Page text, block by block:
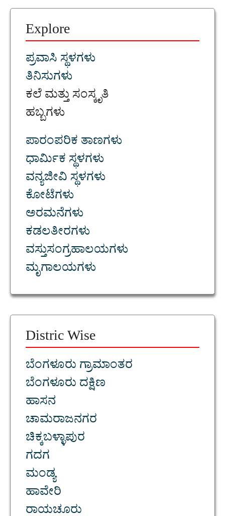
Explore
ಪ್ರವಾಸಿ ಸ್ಥಳಗಳು
ತಿನಿಸುಗಳು
ಕಲೆ ಮತ್ತು ಸಂಸ್ಕೃತಿ
ಹಬ್ಬಗಳು
ಪಾರಂಪರಿಕ ತಾಣಗಳು
ಧಾರ್ಮಿಕ ಸ್ಥಳಗಳು
ವನ್ಯಜೀವಿ ಸ್ಥಳಗಳು
ಕೋಟೆಗಳು
ಅರಮನೆಗಳು
ಕಡಲತೀರಗಳು
ವಸ್ತುಸಂಗ್ರಹಾಲಯಗಳು
ಮೃಗಾಲಯಗಳು
Distric Wise
ಬೆಂಗಳೂರು ಗ್ರಾಮಾಂತರ
ಬೆಂಗಳೂರು ದಕ್ಷಿಣ
ಹಾಸನ
ಚಾಮರಾಜನಗರ
ಚಿಕ್ಕಬಳ್ಳಾಪುರ
ಗದಗ
ಮಂಡ್ಯ
ಹಾವೇರಿ
ರಾಯಚೂರು